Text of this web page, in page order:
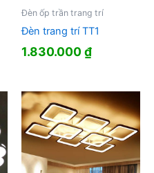
Đèn ốp trần trang trí
Đèn trang trí TT1
1.830.000₫